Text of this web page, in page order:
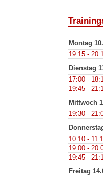
Montag
19:15 -
Dienstag
17:00 -
19:45 -
Mittwoch
19:30 -
10:10 -
19:00 -
19:45 -
Freitag